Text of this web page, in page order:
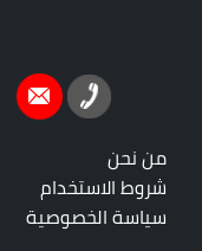
من نحن
شروط الاستخدام
سياسة الخصوصية